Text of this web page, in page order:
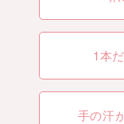
1本
手の汗